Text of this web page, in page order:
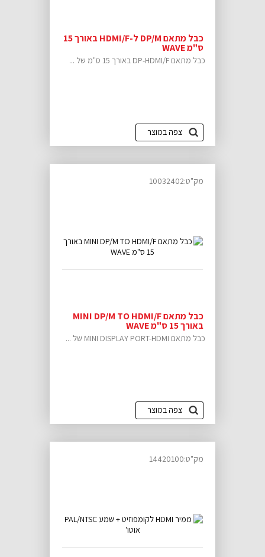
כבל מתאם DP/M ל-HDMI/F באורך 15
ס"מ WAVE
כבל מתאם DP-HDMI/F באורך 15 ס"מ של ...
צפה במוצר
כבל מתאם MINI DP/M TO HDMI/F
באורך 15 ס"מ WAVE
כבל מתאם MINI DISPLAY PORT-HDMI של ...
צפה במוצר
מק"ט:10032402
מק"ט:14420100